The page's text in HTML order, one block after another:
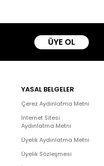
ÜYE OL
YASAL BELGELER
Çerez Aydınlatma Metni
İnternet Sitesi
Aydınlatma Metni
Üyelik Aydınlatma Metni
Üyelik Sözleşmesi